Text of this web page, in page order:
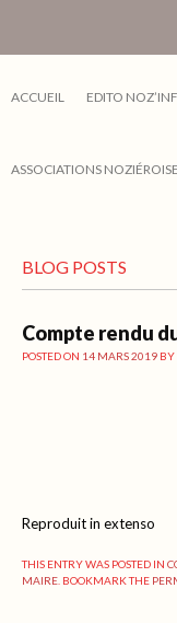
ACCUEIL EDITO
ASSOCIATIONS
BLOG POSTS
Compte rendu
POSTED ON 14 MARS 2019 BY
Reproduit in extenso
THIS ENTRY WAS POSTED IN
MAIRE . BOOKMARK THE